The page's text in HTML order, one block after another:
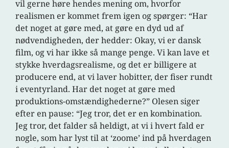
vil gerne høre hendes mening om, hvorfor
realismen er kommet frem igen og spørger: “Har
det noget at gøre med, at gøre en dyd ud af
nødvendigheden, der hedder: Okay, vi er dansk
film, og vi har ikke så mange penge. Vi kan lave et
stykke hverdagsrealisme, og det er billigere at
producere end, at vi laver hobitter, der fiser rundt
i eventyrland. Har det noget at gøre med
produktions-omstændighederne?” Olesen siger
efter en pause: “Jeg tror, det er en kombination.
Jeg tror, det falder så heldigt, at vi i hvert fald er
nogle, som har lyst til at ‘zoome’ ind på hverdagen